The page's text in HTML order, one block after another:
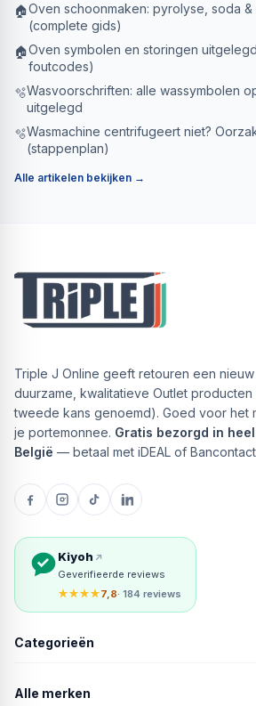
🏠Oven schoonmaken: pyrolyse, soda
(complete gids)
🏠Oven symbolen en storingen
foutcodes)
🫧Wasvoorschriften: alle wassymbolen
uitgelegd
🫧Wasmachine centrifugeert niet?
(stappenplan)
Alle artikelen bekijken →
Triple J Online geeft retouren een
duurzame, kwalitatieve Outlet
tweede kans genoemd). Goed voor het
je portemonnee. Gratis bezorgd in
België — betaal met iDEAL of
Kiyoh
Geverifieerde reviews
★★★★7,8· 184 reviews
Categorieën
Alle merken